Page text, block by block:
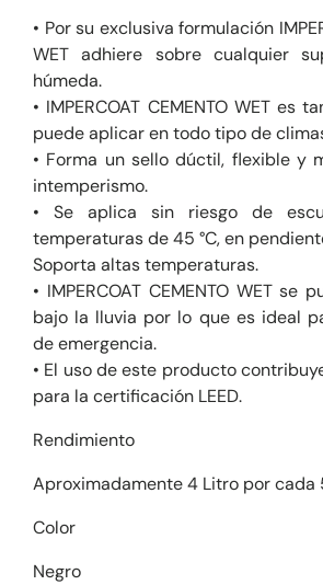
• Por su exclusiva formulación
WET adhiere sobre cualquier
húmeda.
• IMPERCOAT CEMENTO WET es
puede aplicar en todo tipo de
• Forma un sello dúctil, flexible y
intemperismo.
• Se aplica sin riesgo de
temperaturas de 45 °C, en
Soporta altas temperaturas.
• IMPERCOAT CEMENTO WET se
bajo la lluvia por lo que es ideal
de emergencia.
• El uso de este producto
para la certificación LEED.
Rendimiento
Aproximadamente 4 Litro por cada
Color
Negro